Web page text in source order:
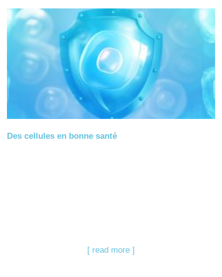
Des cellules en bonne santé
[ read more ]